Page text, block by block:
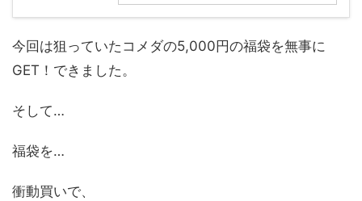
今回は狙っていたコメダの5,000円の福袋を無事に
GET！できました。
そして…
福袋を…
衝動買いで、